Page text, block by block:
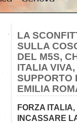
LA
SULLA
DEL M5S,
ITALIA
SUPPORTO
EMILIA
FORZA
INCASSARE